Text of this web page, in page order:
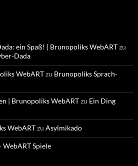
ein Spaß! | Brunopoliks WebARTzu
Dada
WebARTzu Brunopoliks Sprach-
| Brunopoliks WebARTzu Ein Ding
WebARTzu Asylmikado
WebART Spiele